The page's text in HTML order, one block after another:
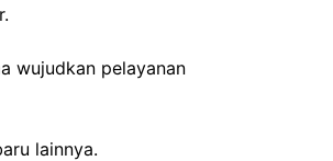
wujudkan pelayanan
lainnya.